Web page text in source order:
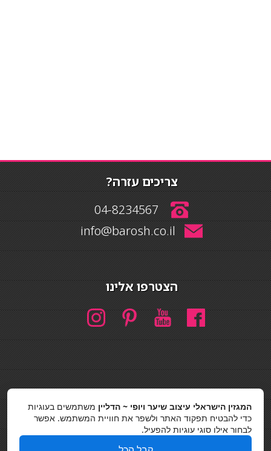
צריכים עזרה?
04-8234567
info@barosh.co.il
הצטרפו אלינו
חיפוש
חיפוש
כסאות בר
המגזין הישראלי עיצוב שיער ויופי ~ הדליין משתמשים בעוגיות
כדי להבטיח תפקוד האתר ולשפר את חוויית המשתמש. אפשר
לבחור אילו סוגי עוגיות להפעיל.